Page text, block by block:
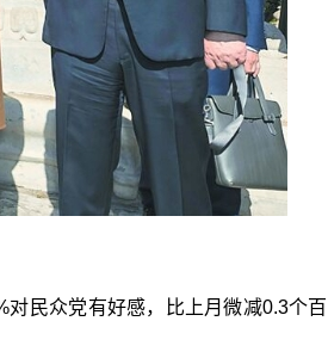
民众党有好感，比上月微减0.3个百